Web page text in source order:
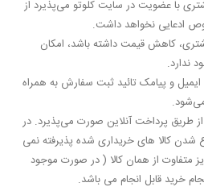
با عضویت در سایت کلوتو می‌پذیرد از
ادعایی نخواهد داشت.
کاهش قیمت داشته باشد، امکان
ندارد.
و پیامک تائید ثبت سفارش به همراه
می‌شود.
طریق پرداخت آنلاین صورت می‌پذیرد. در
كالا هاى خريدارى شده پذيرفته نمى
متفاوت از همان كالا ( در صورت موجود